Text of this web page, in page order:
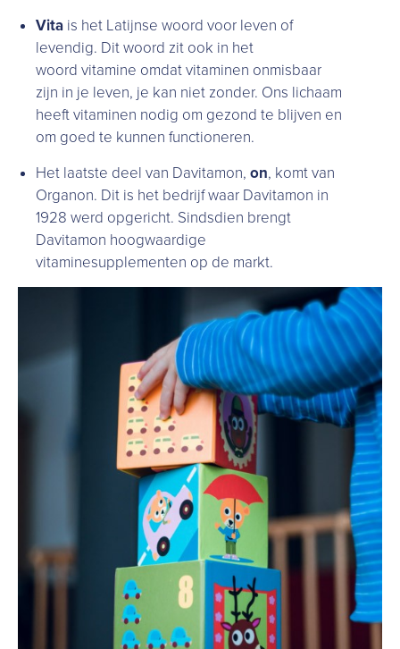
Vita is het Latijnse woord voor leven of
levendig. Dit woord zit ook in het
woord vitamine omdat vitaminen onmisbaar
zijn in je leven, je kan niet zonder. Ons lichaam
heeft vitaminen nodig om gezond te blijven en
om goed te kunnen functioneren.
Het laatste deel van Davitamon, on, komt van
Organon. Dit is het bedrijf waar Davitamon in
1928 werd opgericht. Sindsdien brengt
Davitamon hoogwaardige
vitaminesupplementen op de markt.